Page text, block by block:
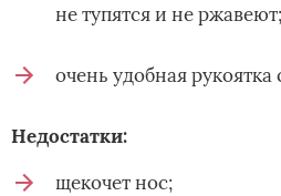
не тупятся и не ржавеют;
очень удобная
Недостатки:
щекочет нос;